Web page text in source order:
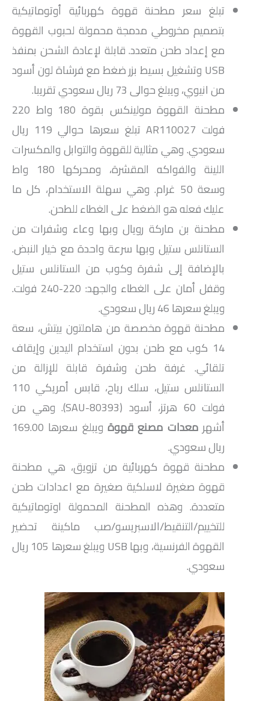
تبلغ سعر مطحنة قهوة كهربائية أوتوماتيكية
بتصميم مخروطي مدمجة محمولة لحبوب القهوة
مع إعداد طحن متعدد. قابلة لإعادة الشحن بمنفذ
USB وتشغيل بسيط بزر ضغط مع فرشاة لون أسود
من انيوي، ويبلغ حوالى 73 ريال سعودي تقريبا.
مطحنة القهوة مولينكس بقوة 180 واط 220
فولت AR110O27 تبلغ سعرها حوالي 119 ريال
سعودي. وهي مثالية للقهوة والتوابل والمكسرات
اللينة والفواكه المقشرة، ومحركها 180 واط
وسعة 50 غرام. وهي سهلة الاستخدام، كل ما
عليك فعله هو الضغط على الغطاء للطحن.
مطحنة بن ماركة رويال وبها وعاء وشفرات من
الستانلس ستيل وبها سرعة واحدة مع خيار النبض.
بالإضافة إلى شفرة وكوب من الستانلس ستيل
وقفل أمان على الغطاء والجهد: 220-240 فولت.
ويبلغ سعرها 46 ريال سعودي.
مطحنة قهوة مخصصة من هاملتون بيتش، سعة
14 كوب مع طحن بدون استخدام اليدين وإيقاف
تلقائي. غرفة طحن وشفرة قابلة للإزالة من
الستانلس ستيل، سلك رياح، قابس أمريكي 110
فولت 60 هرتز، أسود (80393-SAU). وهي من
أشهرمعدات مصنع قهوة
ويبلغ سعرها ‏169.00
ريال‎ سعودي.
مطحنة قهوة كهربائية من تزويق، هي مطحنة
قهوة صغيرة لاسلكية صغيرة مع اعدادات طحن
متعددة. وهذه المطحنة المحمولة اوتوماتيكية
للتخييم/التنقيط/الاسبريسو/صب ماكينة تحضير
القهوة الفرنسية، وبها USB ويبلغ سعرها 105 ريال
سعودي.